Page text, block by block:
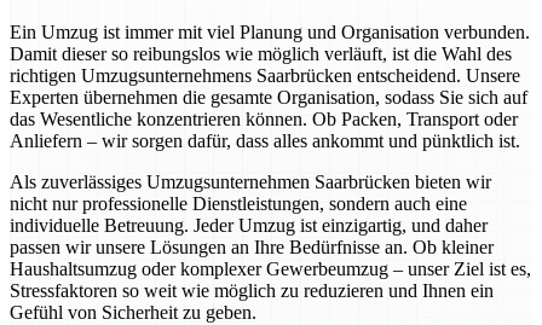
Ein Umzug ist immer mit viel Planung und Organisation verbunden.
Damit dieser so reibungslos wie möglich verläuft, ist die Wahl des
richtigen Umzugsunternehmens Saarbrücken entscheidend. Unsere
Experten übernehmen die gesamte Organisation, sodass Sie sich auf
das Wesentliche konzentrieren können. Ob Packen, Transport oder
Anliefern – wir sorgen dafür, dass alles ankommt und pünktlich ist.
Als zuverlässiges Umzugsunternehmen Saarbrücken bieten wir
nicht nur professionelle Dienstleistungen, sondern auch eine
individuelle Betreuung. Jeder Umzug ist einzigartig, und daher
passen wir unsere Lösungen an Ihre Bedürfnisse an. Ob kleiner
Haushaltsumzug oder komplexer Gewerbeumzug – unser Ziel ist es,
Stressfaktoren so weit wie möglich zu reduzieren und Ihnen ein
Gefühl von Sicherheit zu geben.